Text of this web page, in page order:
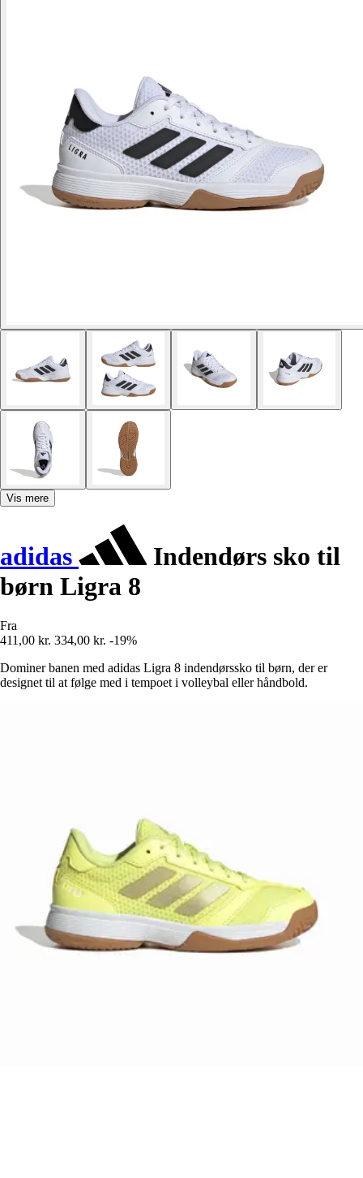
Vis mere
adidas
Indendørs sko til
børn Ligra 8
Fra
411,00 kr. 334,00 kr. -19%
Dominer banen med adidas Ligra 8 indendørssko til børn, der er
designet til at følge med i tempoet i volleybal eller håndbold.